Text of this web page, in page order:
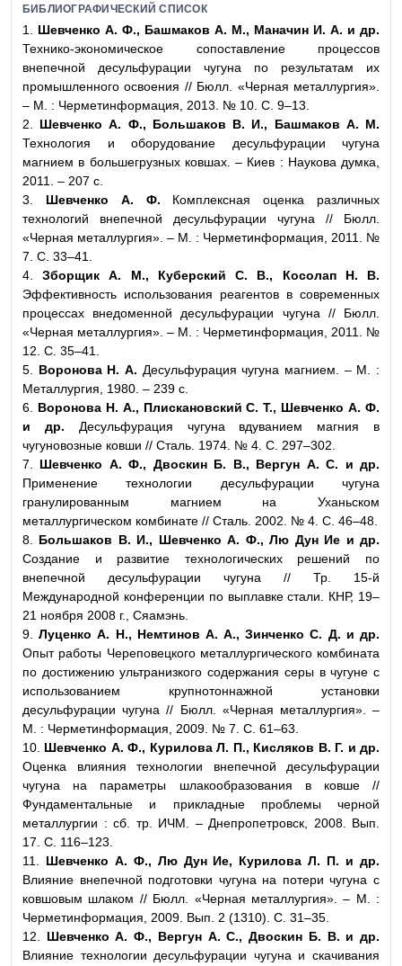
БИБЛИОГРАФИЧЕСКИЙ СПИСОК
1. Шевченко А. Ф., Башмаков А. М., Маначин И. А. и др.
Технико-экономическое сопоставление процессов
внепечной десульфурации чугуна по результатам их
промышленного освоения // Бюлл. «Черная металлургия».
– М. : Черметинформация, 2013. № 10. С. 9–13.
2. Шевченко А. Ф., Большаков В. И., Башмаков А. М.
Технология и оборудование десульфурации чугуна
магнием в большегрузных ковшах. – Киев : Наукова думка,
2011. – 207 с.
3.
Шевченко А. Ф. Комплексная оценка различных
технологий внепечной десульфурации чугуна // Бюлл.
«Черная металлургия». – М. : Черметинформация, 2011. №
7. С. 33–41.
4.
Зборщик А. М., Куберский С. В., Косолап Н. В.
Эффективность использования реагентов в современных
процессах внедоменной десульфурации чугуна // Бюлл.
«Черная металлургия». – М. : Черметинформация, 2011. №
12. С. 35–41.
5. Воронова Н. А. Десульфурация чугуна магнием. – М. :
Металлургия, 1980. – 239 с.
6. Воронова Н. А., Плискановский С. Т., Шевченко А. Ф.
и др. Десульфурация чугуна вдуванием магния в
чугуновозные ковши // Сталь. 1974. № 4. С. 297–302.
7. Шевченко А. Ф., Двоскин Б. В., Вергун А. С. и др.
Применение технологии десульфурации чугуна
гранулированным магнием на Уханьском
металлургическом комбинате // Сталь. 2002. № 4. С. 46–48.
8. Большаков В. И., Шевченко А. Ф., Лю Дун Ие и др.
Создание и развитие технологических решений по
внепечной десульфурации чугуна // Тр. 15-й
Международной конференции по выплавке стали. КНР, 19–
21 ноября 2008 г., Сяамэнь.
9.Луценко А. Н., Немтинов А. А., Зинченко С. Д. и др.
Опыт работы Череповецкого металлургического комбината
по достижению ультранизкого содержания серы в чугуне с
использованием крупнотоннажной установки
десульфурации чугуна // Бюлл. «Черная металлургия». –
М. : Черметинформация, 2009. № 7. С. 61–63.
10. Шевченко А. Ф., Курилова Л. П., Кисляков В. Г. и др.
Оценка влияния технологии внепечной десульфурации
чугуна на параметры шлакообразования в ковше //
Фундаментальные и прикладные проблемы черной
металлургии : сб. тр. ИЧМ. – Днепропетровск, 2008. Вып.
17. С. 116–123.
11. Шевченко А. Ф., Лю Дун Ие, Курилова Л. П. и др.
Влияние внепечной подготовки чугуна на потери чугуна с
ковшовым шлаком // Бюлл. «Черная металлургия». – М. :
Черметинформация, 2009. Вып. 2 (1310). С. 31–35.
12. Шевченко А. Ф., Вергун А. С., Двоскин Б. В. и др.
Влияние технологии десульфурации чугуна и скачивания